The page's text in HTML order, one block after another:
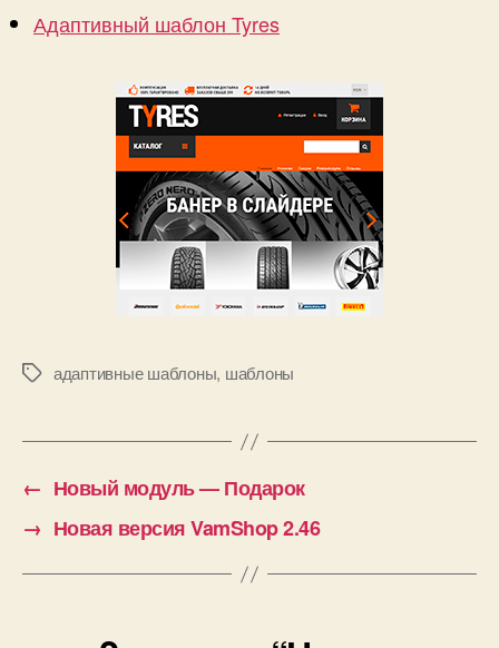
Адаптивный шаблон Tyres
Меткиадаптивные шаблоны, шаблоны
← Новый модуль — Подарок
→ Новая версия VamShop 2.46